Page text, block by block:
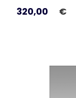
320,00
€